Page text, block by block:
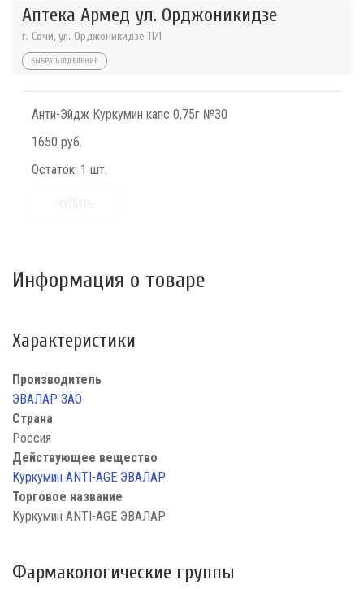
Аптека Армед ул. Орджоникидзе
г. Сочи, ул. Орджоникидзе 11/1
ВЫБРАТЬ ОТДЕЛЕНИЕ
Анти-Эйдж Куркумин капс 0,75г №30
1650 руб.
Остаток: 1 шт.
Информация о товаре
Характеристики
Производитель
ЭВАЛАР ЗАО
Страна
Россия
Действующее вещество
Куркумин ANTI-AGE ЭВАЛАР
Торговое название
Куркумин ANTI-AGE ЭВАЛАР
Фармакологические группы